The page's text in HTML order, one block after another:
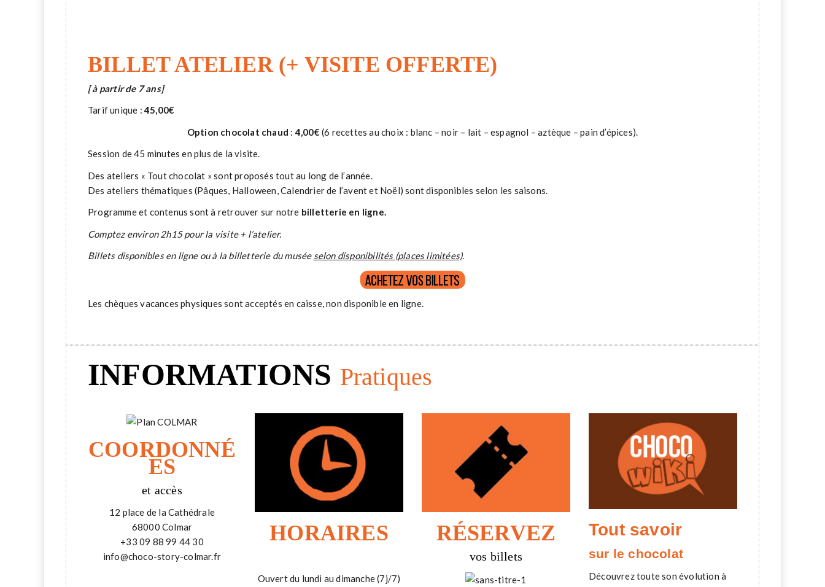
BILLET ATELIER (+ VISITE OFFERTE)
[ à partir de 7 ans]
Tarif unique :45,00€
Option chocolat chaud :4,00€ (6 recettes au choix : blanc – noir – lait – espagnol – aztèque – pain d’épices).
Session de 45 minutes en plus de la visite.
Des ateliers « Tout chocolat » sont proposés tout au long de l’année.
Des ateliers thématiques (Pâques, Halloween, Calendrier de l’avent et Noël) sont disponibles selon les saisons.
Programme et contenus sont à retrouver sur notre billetterie en ligne.
Comptez environ 2h15 pour la visite + l’atelier.
Billets disponibles en ligne ou à la billetterie du musée selon disponibilités (places limitées).
Les chèques vacances physiques sont acceptés en caisse, non disponible en ligne.
INFORMATIONS Pratiques
COORDONNÉ
ES
et accès
12 place de la Cathédrale
68000 Colmar
+33 09 88 99 44 30
info@choco-story-colmar.fr
HORAIRES
Ouvert du lundi au dimanche (7j/7)
RÉSERVEZ
vos billets
Tout savoir
sur le chocolat
Découvrez toute son évolution à